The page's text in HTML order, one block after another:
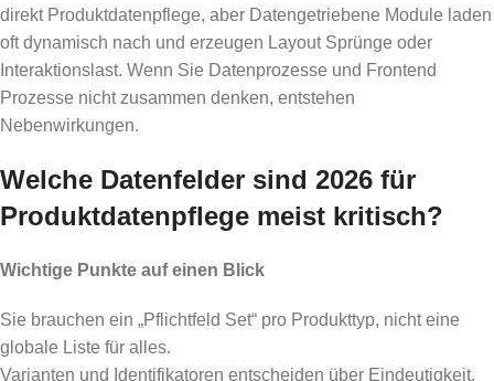
direkt Produktdatenpflege, aber Datengetriebene Module laden
oft dynamisch nach und erzeugen Layout Sprünge oder
Interaktionslast. Wenn Sie Datenprozesse und Frontend
Prozesse nicht zusammen denken, entstehen
Nebenwirkungen.
Welche Datenfelder sind 2026 für
Produktdatenpflege meist kritisch?
Wichtige Punkte auf einen Blick
Sie brauchen ein „Pflichtfeld Set“ pro Produkttyp, nicht eine
globale Liste für alles.
Varianten und Identifikatoren entscheiden über Eindeutigkeit,